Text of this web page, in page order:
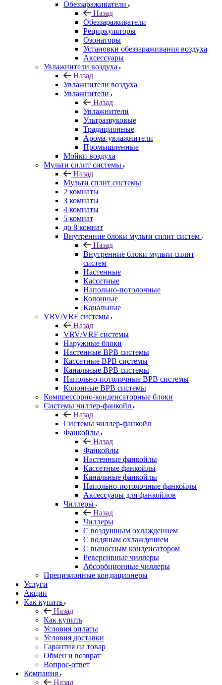
Обеззараживатели
Назад
Обеззараживатели
Рециркуляторы
Озонаторы
Установки обеззараживания воздуха
Аксессуары
Увлажнители воздуха
Назад
Увлажнители воздуха
Увлажнители
Назад
Увлажнители
Ультразвуковые
Традиционные
Арома-увлажнители
Промышленные
Мойки воздуха
Мульти сплит системы
Назад
Мульти сплит системы
2 комнаты
3 комнаты
4 комнаты
5 комнат
до 8 комнат
Внутренние блоки мульти сплит систем
Назад
Внутренние блоки мульти сплит
систем
Настенные
Кассетные
Напольно-потолочные
Колонные
Канальные
VRV/VRF системы
Назад
VRV/VRF системы
Наружные блоки
Настенные ВРВ системы
Кассетные ВРВ системы
Канальные ВРВ системы
Напольно-потолочные ВРВ системы
Колонные ВРВ системы
Компрессорно-конденсаторные блоки
Системы чиллер-фанкойл
Назад
Системы чиллер-фанкойл
Фанкойлы
Назад
Фанкойлы
Настенные фанкойлы
Кассетные фанкойлы
Канальные фанкойлы
Напольно-потолочные фанкойлы
Аксессуары для фанкойлов
Чиллеры
Назад
Чиллеры
С воздушным охлаждением
С водяным охлаждением
С выносным конденсатором
Реверсивные чиллеры
Абсорбционные чиллеры
Прецизионные кондиционеры
Услуги
Акции
Как купить
Назад
Как купить
Условия оплаты
Условия доставки
Гарантия на товар
Обмен и возврат
Вопрос-ответ
Компания
Назад